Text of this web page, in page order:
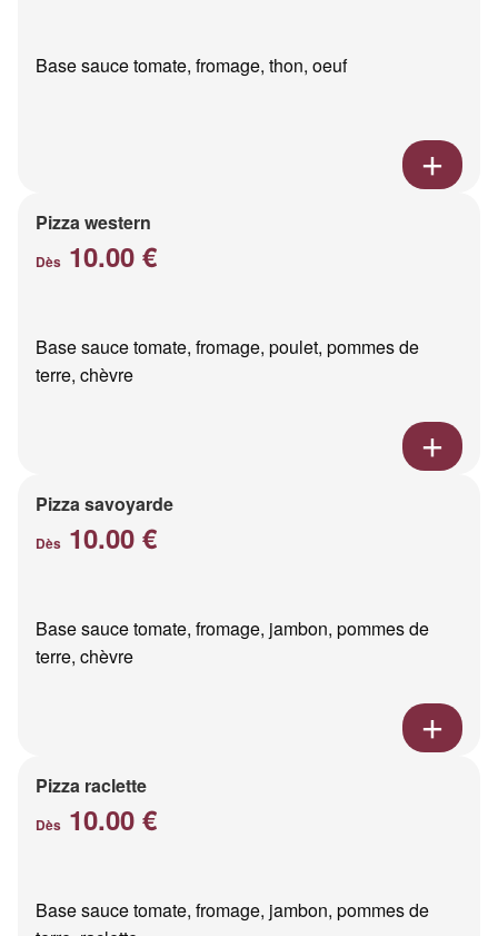
Base sauce tomate, fromage, thon, oeuf
Pizza western
Dès 10.00 €
Base sauce tomate, fromage, poulet, pommes de
terre, chèvre
Pizza savoyarde
Dès 10.00 €
Base sauce tomate, fromage, jambon, pommes de
terre, chèvre
Pizza raclette
Dès 10.00 €
Base sauce tomate, fromage, jambon, pommes de